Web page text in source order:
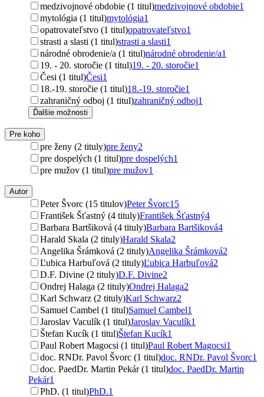
medzivojnové obdobie (1 titul)medzivojnové obdobie1
mytológia (1 titul)mytológia1
opatrovateľstvo (1 titul)opatrovateľstvo1
strasti a slasti (1 titul)strasti a slasti1
národné obrodenie/a (1 titul)národné obrodenie/a1
19. - 20. storočie (1 titul)19. - 20. storočie1
Česi (1 titul)Česi1
18.-19. storočie (1 titul)18.-19. storočie1
zahraničný odboj (1 titul)zahraničný odboj1
Ďalšie možnosti
Pre koho
pre ženy (2 tituly)pre ženy2
pre dospelých (1 titul)pre dospelých1
pre mužov (1 titul)pre mužov1
Autor
Peter Švorc (15 titulov)Peter Švorc15
František Šťastný (4 tituly)František Šťastný4
Barbara Bartšiková (4 tituly)Barbara Bartšiková4
Harald Skala (2 tituly)Harald Skala2
Angelika Šrámková (2 tituly)Angelika Šrámková2
Ľubica Harbuľová (2 tituly)Ľubica Harbuľová2
D.F. Divine (2 tituly)D.F. Divine2
Ondrej Halaga (2 tituly)Ondrej Halaga2
Karl Schwarz (2 tituly)Karl Schwarz2
Samuel Cambel (1 titul)Samuel Cambel1
Jaroslav Vaculík (1 titul)Jaroslav Vaculík1
Štefan Kucík (1 titul)Štefan Kucík1
Paul Robert Magocsi (1 titul)Paul Robert Magocsi1
doc. RNDr. Pavol Švorc (1 titul)doc. RNDr. Pavol Švorc1
doc. PaedDr. Martin Pekár (1 titul)doc. PaedDr. Martin
Pekár1
PhD. (1 titul)PhD.1